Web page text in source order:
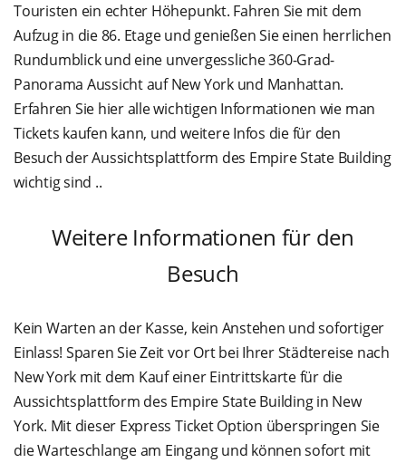
Touristen ein echter Höhepunkt. Fahren Sie mit dem
Aufzug in die 86. Etage und genießen Sie einen herrlichen
Rundumblick und eine unvergessliche 360-Grad-
Panorama Aussicht auf New York und Manhattan.
Erfahren Sie hier alle wichtigen Informationen wie man
Tickets kaufen kann, und weitere Infos die für den
Besuch der Aussichtsplattform des Empire State Building
wichtig sind ..
Weitere Informationen für den
Besuch
Kein Warten an der Kasse, kein Anstehen und sofortiger
Einlass! Sparen Sie Zeit vor Ort bei Ihrer Städtereise nach
New York mit dem Kauf einer Eintrittskarte für die
Aussichtsplattform des Empire State Building in New
York. Mit dieser Express Ticket Option überspringen Sie
die Warteschlange am Eingang und können sofort mit